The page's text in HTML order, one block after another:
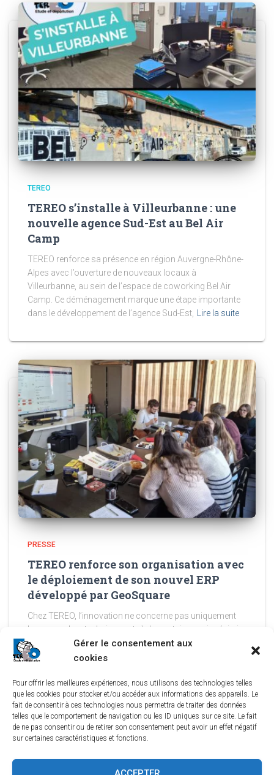
Gérer le consentement aux
cookies
Pour offrir les meilleures expériences, nous utilisons des technologies telles
que les cookies pour stocker et/ou accéder aux informations des appareils. Le
fait de consentir à ces technologies nous permettra de traiter des données
telles que le comportement de navigation ou les ID uniques sur ce site. Le fait
de ne pas consentir ou de retirer son consentement peut avoir un effet négatif
sur certaines caractéristiques et fonctions.
TEREO
TEREO s’installe à Villeurbanne : une
nouvelle agence Sud-Est au Bel Air
Camp
TEREO renforce sa présence en région Auvergne-Rhône-
Alpes avec l’ouverture de nouveaux locaux à
Villeurbanne, au sein de l’espace de coworking Bel Air
Camp. Ce déménagement marque une étape importante
dans le développement de l’agence Sud-Est,
Lire la suite
PRESSE
TEREO renforce son organisation avec
le déploiement de son nouvel ERP
développé par GeoSquare
Chez TEREO, l’innovation ne concerne pas uniquement
les approches techniques et règlementaires en ingénierie
environnementale. Elle s’applique également à la manière
dont TEREO structure et pilote ses projets. Parce qu’une